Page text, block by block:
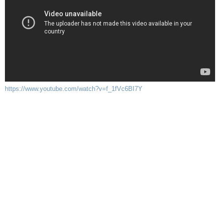
https://www.youtube.com/watch?v=f_1fVc6BI7Y